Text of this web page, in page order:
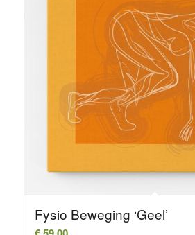
Fysio Beweging ‘Geel’